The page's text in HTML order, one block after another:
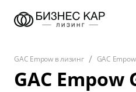
GAC Empow в лизинг GAC
GAC Empow